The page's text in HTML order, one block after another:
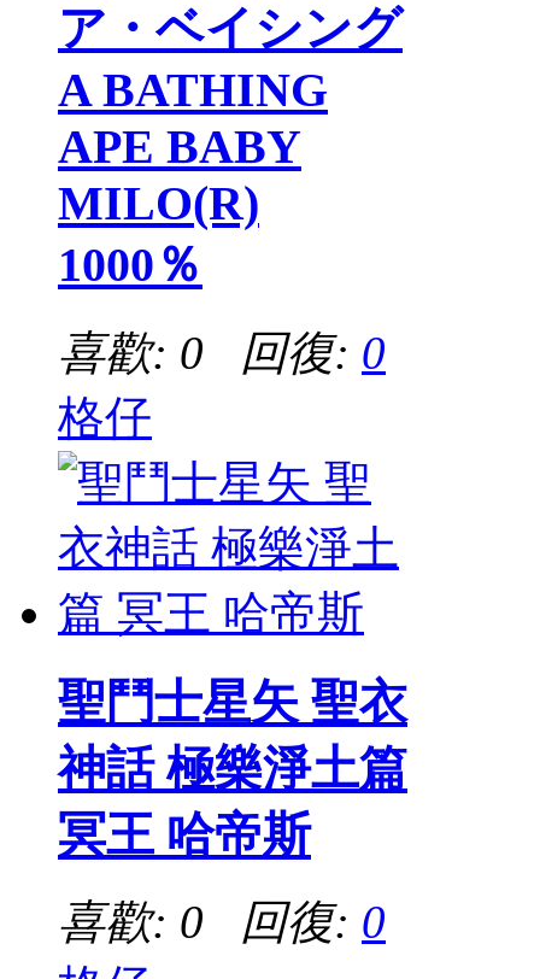
ア・ベイシング
A BATHING
APE BABY
MILO(R)
1000％
喜歡: 0 回復: 0
格仔
聖鬥士星矢 聖衣
神話 極樂淨土篇
冥王 哈帝斯
喜歡: 0 回復: 0